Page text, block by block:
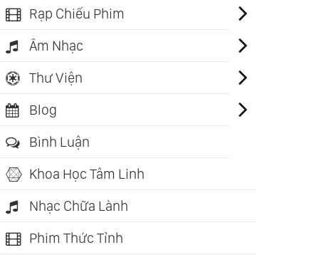
Rạp Chiếu Phim
Âm Nhạc
Thư Viện
Blog
Bình Luận
Khoa Học Tâm Linh
Nhạc Chữa Lành
Phim Thức Tỉnh